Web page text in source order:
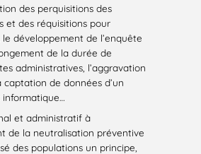
des perquisitions des
et des réquisitions pour
développement de l’enquête
de la durée de
administratives, l’aggravation
de données d’un
et administratif à
de la neutralisation préventive
des populations un principe,